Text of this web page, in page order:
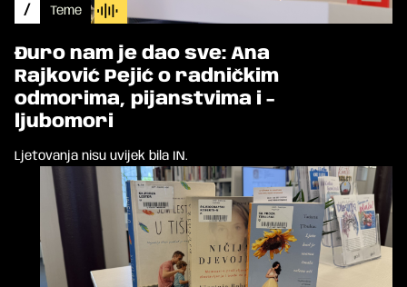
/ Teme
Đuro nam je dao sve: Ana
Rajković Pejić o radničkim
odmorima, pijanstvima i -
ljubomori
Ljetovanja nisu uvijek bila IN.